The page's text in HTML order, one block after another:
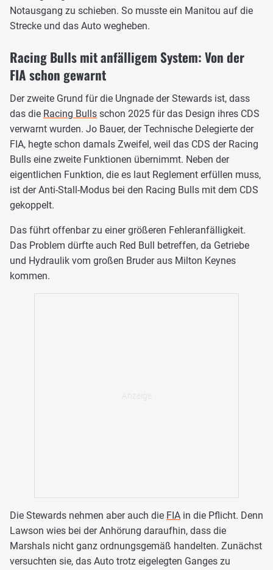
Notausgang zu schieben. So musste ein Manitou auf die
Strecke und das Auto wegheben.
Racing Bulls mit anfälligem System: Von der
FIA schon gewarnt
Der zweite Grund für die Ungnade der Stewards ist, dass
das die Racing Bulls schon 2025 für das Design ihres CDS
verwarnt wurden. Jo Bauer, der Technische Delegierte der
FIA, hegte schon damals Zweifel, weil das CDS der Racing
Bulls eine zweite Funktionen übernimmt. Neben der
eigentlichen Funktion, die es laut Reglement erfüllen muss,
ist der Anti-Stall-Modus bei den Racing Bulls mit dem CDS
gekoppelt.
Das führt offenbar zu einer größeren Fehleranfälligkeit.
Das Problem dürfte auch Red Bull betreffen, da Getriebe
und Hydraulik vom großen Bruder aus Milton Keynes
kommen.
Die Stewards nehmen aber auch die FIA in die Pflicht. Denn
Lawson wies bei der Anhörung daraufhin, dass die
Marshals nicht ganz ordnungsgemäß handelten. Zunächst
versuchten sie, das Auto trotz eigelegten Ganges zu